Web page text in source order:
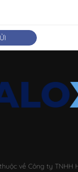
về Công ty TNHH